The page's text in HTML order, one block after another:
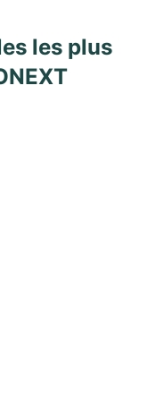
les plus